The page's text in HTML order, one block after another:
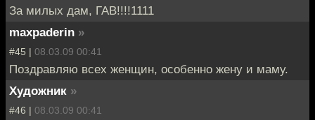
За милых дам, ГАВ!!!!1111
maxpaderin »
#45 | 08.03.09 00:41
Поздравляю всех женщин, особенно жену и маму.
Художник »
#46 | 08.03.09 00:41